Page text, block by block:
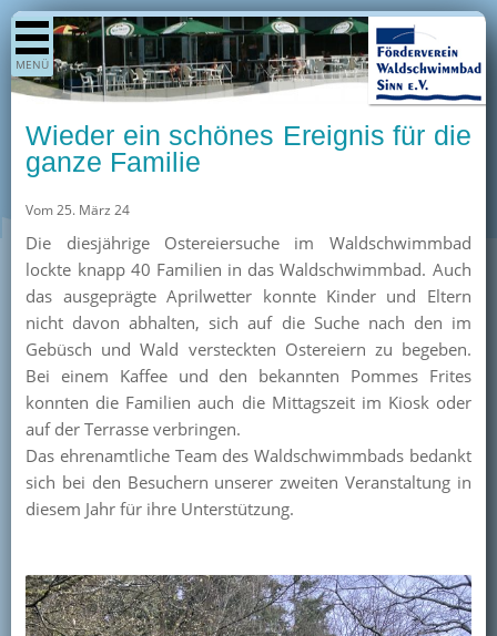
MENÜ
Shop
Aktuelles
Termine
/ Preise
Kurse
Unterstützer
Team
Pressearchiv
Wieder ein schönes Ereignis für die
ganze Familie
Vom 25. März 24
Die diesjährige Ostereiersuche im Waldschwimmbad
lockte knapp 40 Familien in das Waldschwimmbad. Auch
das ausgeprägte Aprilwetter konnte Kinder und Eltern
nicht davon abhalten, sich auf die Suche nach den im
Gebüsch und Wald versteckten Ostereiern zu begeben.
Bei einem Kaffee und den bekannten Pommes Frites
konnten die Familien auch die Mittagszeit im Kiosk oder
auf der Terrasse verbringen.
Das ehrenamtliche Team des Waldschwimmbads bedankt
sich bei den Besuchern unserer zweiten Veranstaltung in
diesem Jahr für ihre Unterstützung.